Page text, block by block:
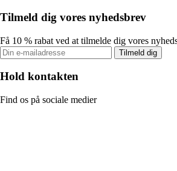
Tilmeld dig vores nyhedsbrev
Få 10 % rabat ved at tilmelde dig vores
Tilmeld dig
Hold kontakten
Find os på sociale medier